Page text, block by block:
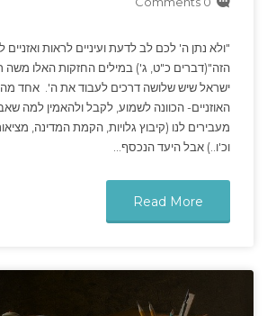
"ולא נתן ה' לכם לב לדעת ועיניים לראות ואזניים
הזה"(דברים כ"ט, ג') במילים החזקות האלו משה
ישראל שיש שלושה דרכים לעבוד את ה'. אחד
האוזניים- הכוונה לשמוע, לקבל ולהאמין למה
מעבירים לנו (קיבוץ גלויות, הקמת המדינה,
וכ'ו..) אבל היעד הנכסף…
Read More